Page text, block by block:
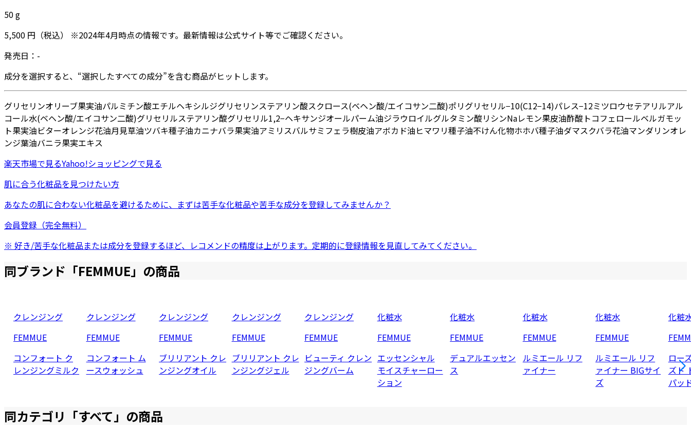
50g
5,500 円 （税込） ※2024年4月時点の情報です。最新情報は公式サイト等でご確認ください。
発売日： -
成分を選択すると、“選択したすべての成分”を含む商品がヒットします。
グリセリンオリーブ果実油パルミチン酸エチルヘキシルジグリセリンステアリン酸スクロース(ベヘン酸/エイコサン二酸)ポリグリセリル−10(C12−14)パレス−12ミツロウセテアリルアル
コール水(ベヘン酸/エイコサン二酸)グリセリルステアリン酸グリセリル1,2−ヘキサンジオールパーム油ジラウロイルグルタミン酸リシンNaレモン果皮油酢酸トコフェロールベルガモッ
ト果実油ビターオレンジ花油月見草油ツバキ種子油カニナバラ果実油アミリスバルサミフェラ樹皮油アボカド油ヒマワリ種子油不けん化物ホホバ種子油ダマスクバラ花油マンダリンオレ
ンジ葉油バニラ果実エキス
楽天市場で見るYahoo!ショッピングで見る
肌に合う化粧品を見つけたい方
あなたの肌に合わない化粧品を避けるために、まずは苦手な化粧品や苦手な成分を登録してみませんか？
会員登録（完全無料）
※ 好き/苦手な化粧品または成分を登録するほど、レコメンドの精度は上がります。定期的に登録情報を見直してみてください。
同ブランド「FEMMUE」の商品
クレンジング
FEMMUE
コンフォート ク
レンジングミルク
クレンジング
FEMMUE
コンフォート ム
ースウォッシュ
クレンジング
FEMMUE
ブリリアント クレ
ンジングオイル
クレンジング
FEMMUE
ブリリアント クレ
ンジングジェル
クレンジング
FEMMUE
ビューティ クレン
ジングバーム
化粧水
FEMMUE
エッセンシャル
モイスチャーロー
ション
化粧水
FEMMUE
デュアルエッセン
ス
化粧水
FEMMUE
ルミエール リフ
ァイナー
化粧水
FEMMUE
ルミエール リフ
ァイナー BIGサイ
ズ
化粧
ロー
ズド
パッ
同カテゴリ「すべて」の商品